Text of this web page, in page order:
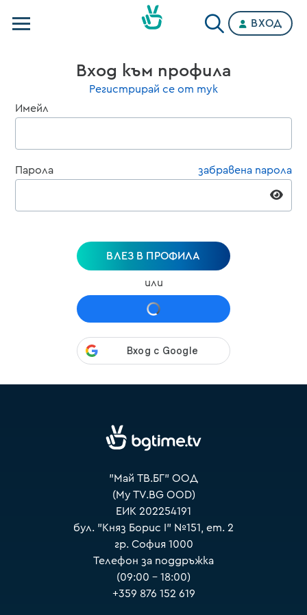
Категории
ВХОД
Вход към профила
Регистрирай се от тук
Имейл
Парола забравена парола
ВЛЕЗ В ПРОФИЛА
или
"Май ТВ.БГ" ООД
(My TV.BG OOD)
ЕИК 202254191
бул. "Княз Борис I" №151, ет. 2
гр. София 1000
Телефон за поддръжка
(09:00 – 18:00)
+359 876 152 619